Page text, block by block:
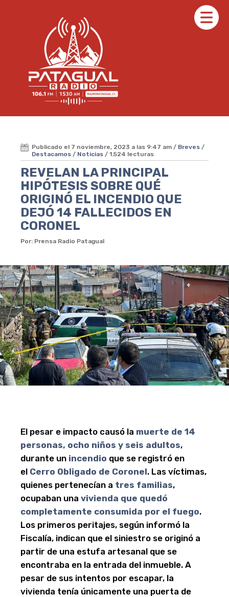
Publicado el 7 noviembre, 2023 a las 9:47 am / Breves /
Destacamos / Noticias / 1.524 lecturas
REVELAN LA PRINCIPAL
HIPÓTESIS SOBRE QUÉ
ORIGINÓ EL INCENDIO QUE
DEJÓ 14 FALLECIDOS EN
CORONEL
Por: Prensa Radio Patagual
El pesar e impacto causó la muerte de 14
personas, ocho niños y seis adultos,
durante un incendio que se registró en
el Cerro Obligado de Coronel. Las víctimas,
quienes pertenecían a tres familias,
ocupaban una vivienda que quedó
completamente consumida por el fuego.
Los primeros peritajes, según informó la
Fiscalía, indican que el siniestro se originó a
partir de una estufa artesanal que se
encontraba en la entrada del inmueble. A
pesar de sus intentos por escapar, la
vivienda tenía únicamente una puerta de